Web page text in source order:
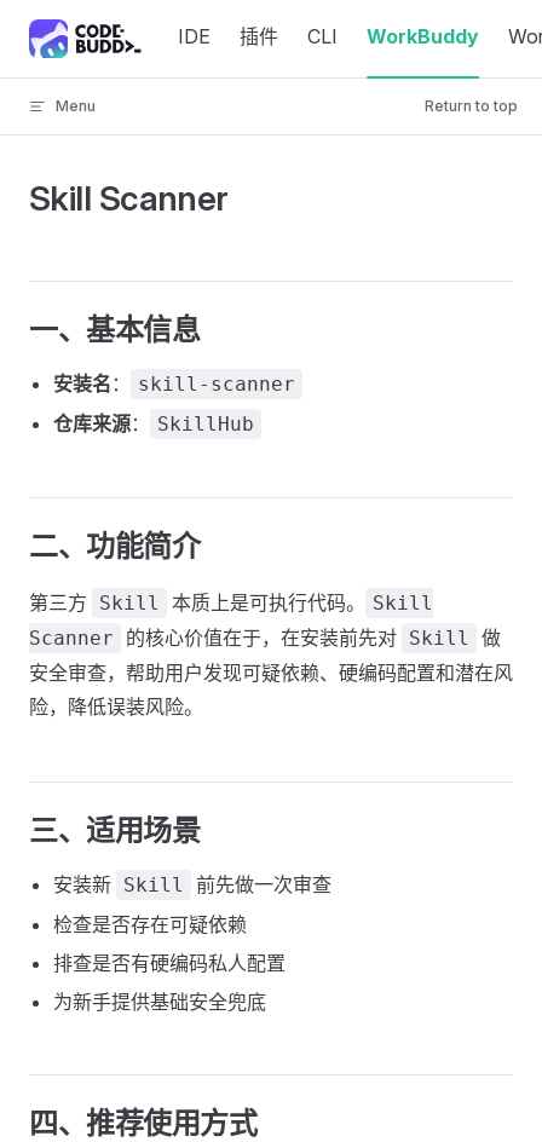
Skip to content IDE 插件 CLI WorkBuddy
Menu Return to top
Skill Scanner
一、基本信息
安装名 ： skill-scanner
仓库来源： SkillHub
二、功能简介
第三方 Skill 本质上是可执行代码。
Skill
Scanner
的核心价值在于，在安装前先对 Skill
做
安全审查，帮助用户发现可疑依赖、硬编码配置和潜在风
险，降低误装风险。
三、适用场景
安装新 Skill
前先做一次审查
检查是否存在可疑依赖
排查是否有硬编码私人配置
为新手提供基础安全兜底
四、推荐使用方式